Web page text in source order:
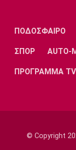
14:20
Super League 1
14:05
Εθνικές Μπάσκετ
ΠΟΔΟΣΦΑΙΡΟ
ΣΠΟΡ AUTO-
ΠΡΟΓΡΑΜΜΑ TV
© Copyright